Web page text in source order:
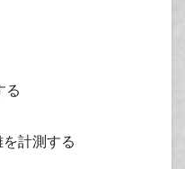
る
計測する